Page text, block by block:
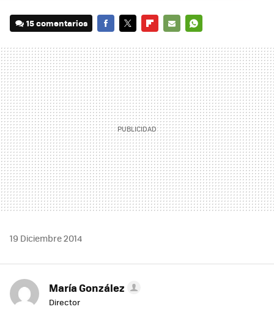
15 comentarios
MAIL
19 Diciembre 2014
María González
Director